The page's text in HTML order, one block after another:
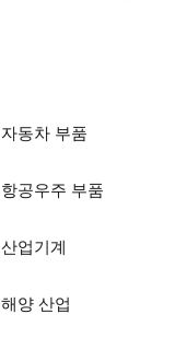
자동차 부품
항공우주 부품
산업기계
해양 산업